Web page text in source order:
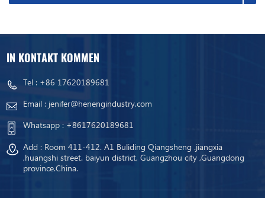
IN KONTAKT KOMMEN
Tel : +86 17620189681
Email : jenifer@henengindustry.com
Whatsapp : +8617620189681
Add : Room 411-412. A1 Buliding Qiangsheng .jiangxia
,huangshi street. baiyun district, Guangzhou city ,Guangdong
province.China.